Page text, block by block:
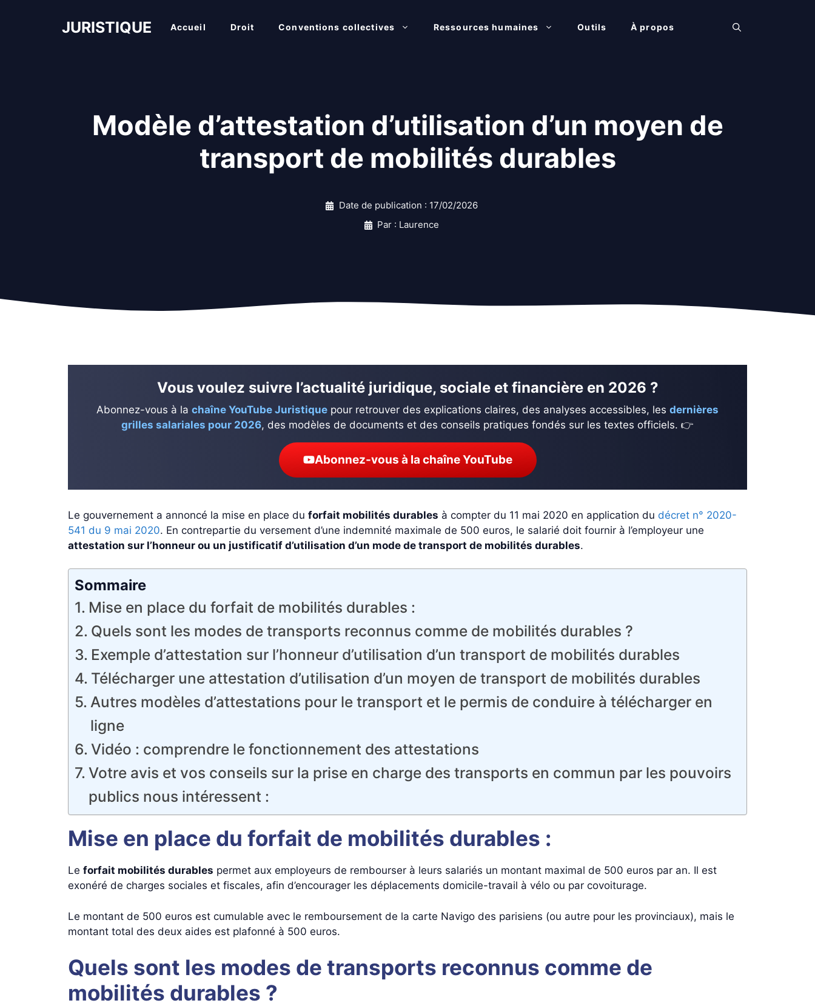
JURISTIQUE Accueil Droit Conventions collectives Ressources humaines Outils À propos
Modèle d’attestation d’utilisation d’un moyen de
transport de mobilités durables
Date de publication : 17/02/2026
Par : Laurence
Vous voulez suivre l’actualité juridique, sociale et financière en 2026 ?
Abonnez-vous à la chaîne YouTube Juristique pour retrouver des explications claires, des analyses accessibles, les dernières
grilles salariales pour 2026, des modèles de documents et des conseils pratiques fondés sur les textes officiels. 👉
Abonnez-vous à la chaîne YouTube
Le gouvernement a annoncé la mise en place du forfait mobilités durables à compter du 11 mai 2020 en application du décret n° 2020-
541 du 9 mai 2020. En contrepartie du versement d’une indemnité maximale de 500 euros, le salarié doit fournir à l’employeur une
attestation sur l’honneur ou un justificatif d’utilisation d’un mode de transport de mobilités durables.
Sommaire
Mise en place du forfait de mobilités durables :
Quels sont les modes de transports reconnus comme de mobilités durables ?
Exemple d’attestation sur l’honneur d’utilisation d’un transport de mobilités durables
Télécharger une attestation d’utilisation d’un moyen de transport de mobilités durables
Autres modèles d’attestations pour le transport et le permis de conduire à télécharger en
ligne
Vidéo : comprendre le fonctionnement des attestations
Votre avis et vos conseils sur la prise en charge des transports en commun par les pouvoirs
publics nous intéressent :
Mise en place du forfait de mobilités durables :
Le forfait mobilités durables permet aux employeurs de rembourser à leurs salariés un montant maximal de 500 euros par an. Il est
exonéré de charges sociales et fiscales, afin d’encourager les déplacements domicile-travail à vélo ou par covoiturage.
Le montant de 500 euros est cumulable avec le remboursement de la carte Navigo des parisiens (ou autre pour les provinciaux), mais le
montant total des deux aides est plafonné à 500 euros.
Quels sont les modes de transports reconnus comme de
mobilités durables ?